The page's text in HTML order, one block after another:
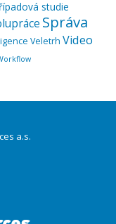
studie
Správa
Veletrh Video
a.s.